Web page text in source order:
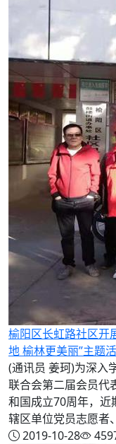
榆阳区长虹路社区开
地 榆林更美丽”主题
(通讯员 姜珂)为深入
联合会第二届会员代
和国成立70周年，近
辖区单位党员志愿者
2019-10-28